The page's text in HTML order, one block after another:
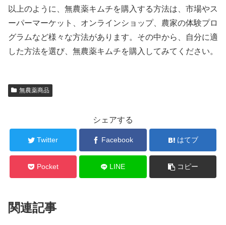
以上のように、無農薬キムチを購入する方法は、市場やス
ーパーマーケット、オンラインショップ、農家の体験プロ
グラムなど様々な方法があります。その中から、自分に適
した方法を選び、無農薬キムチを購入してみてください。
無農薬商品
シェアする
Twitter Facebook はてブ
Pocket LINE コピー
関連記事